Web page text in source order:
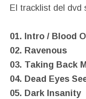
El tracklist del dvd
01. Intro / Blood
02. Ravenous
03. Taking Back
04. Dead Eyes
05. Dark Insanity